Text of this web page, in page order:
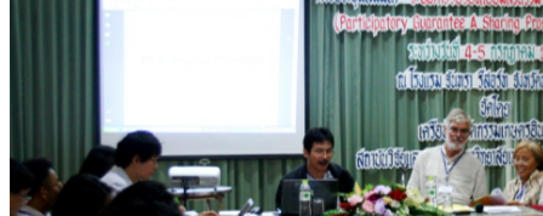
สหกรณ์กรีนเนท
EN
Account